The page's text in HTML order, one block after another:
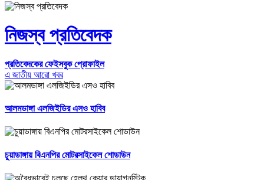
নিজস্ব প্রতিবেদক
প্রতিবেদকের ফেইসবুক প্রোফাইল
এ জাতীয় আরো খবর
আলমডাঙ্গা এলজিইডির এসও হাবিব
চুয়াডাঙ্গায় বিএনপির মোটরসাইকেল শোডাউন